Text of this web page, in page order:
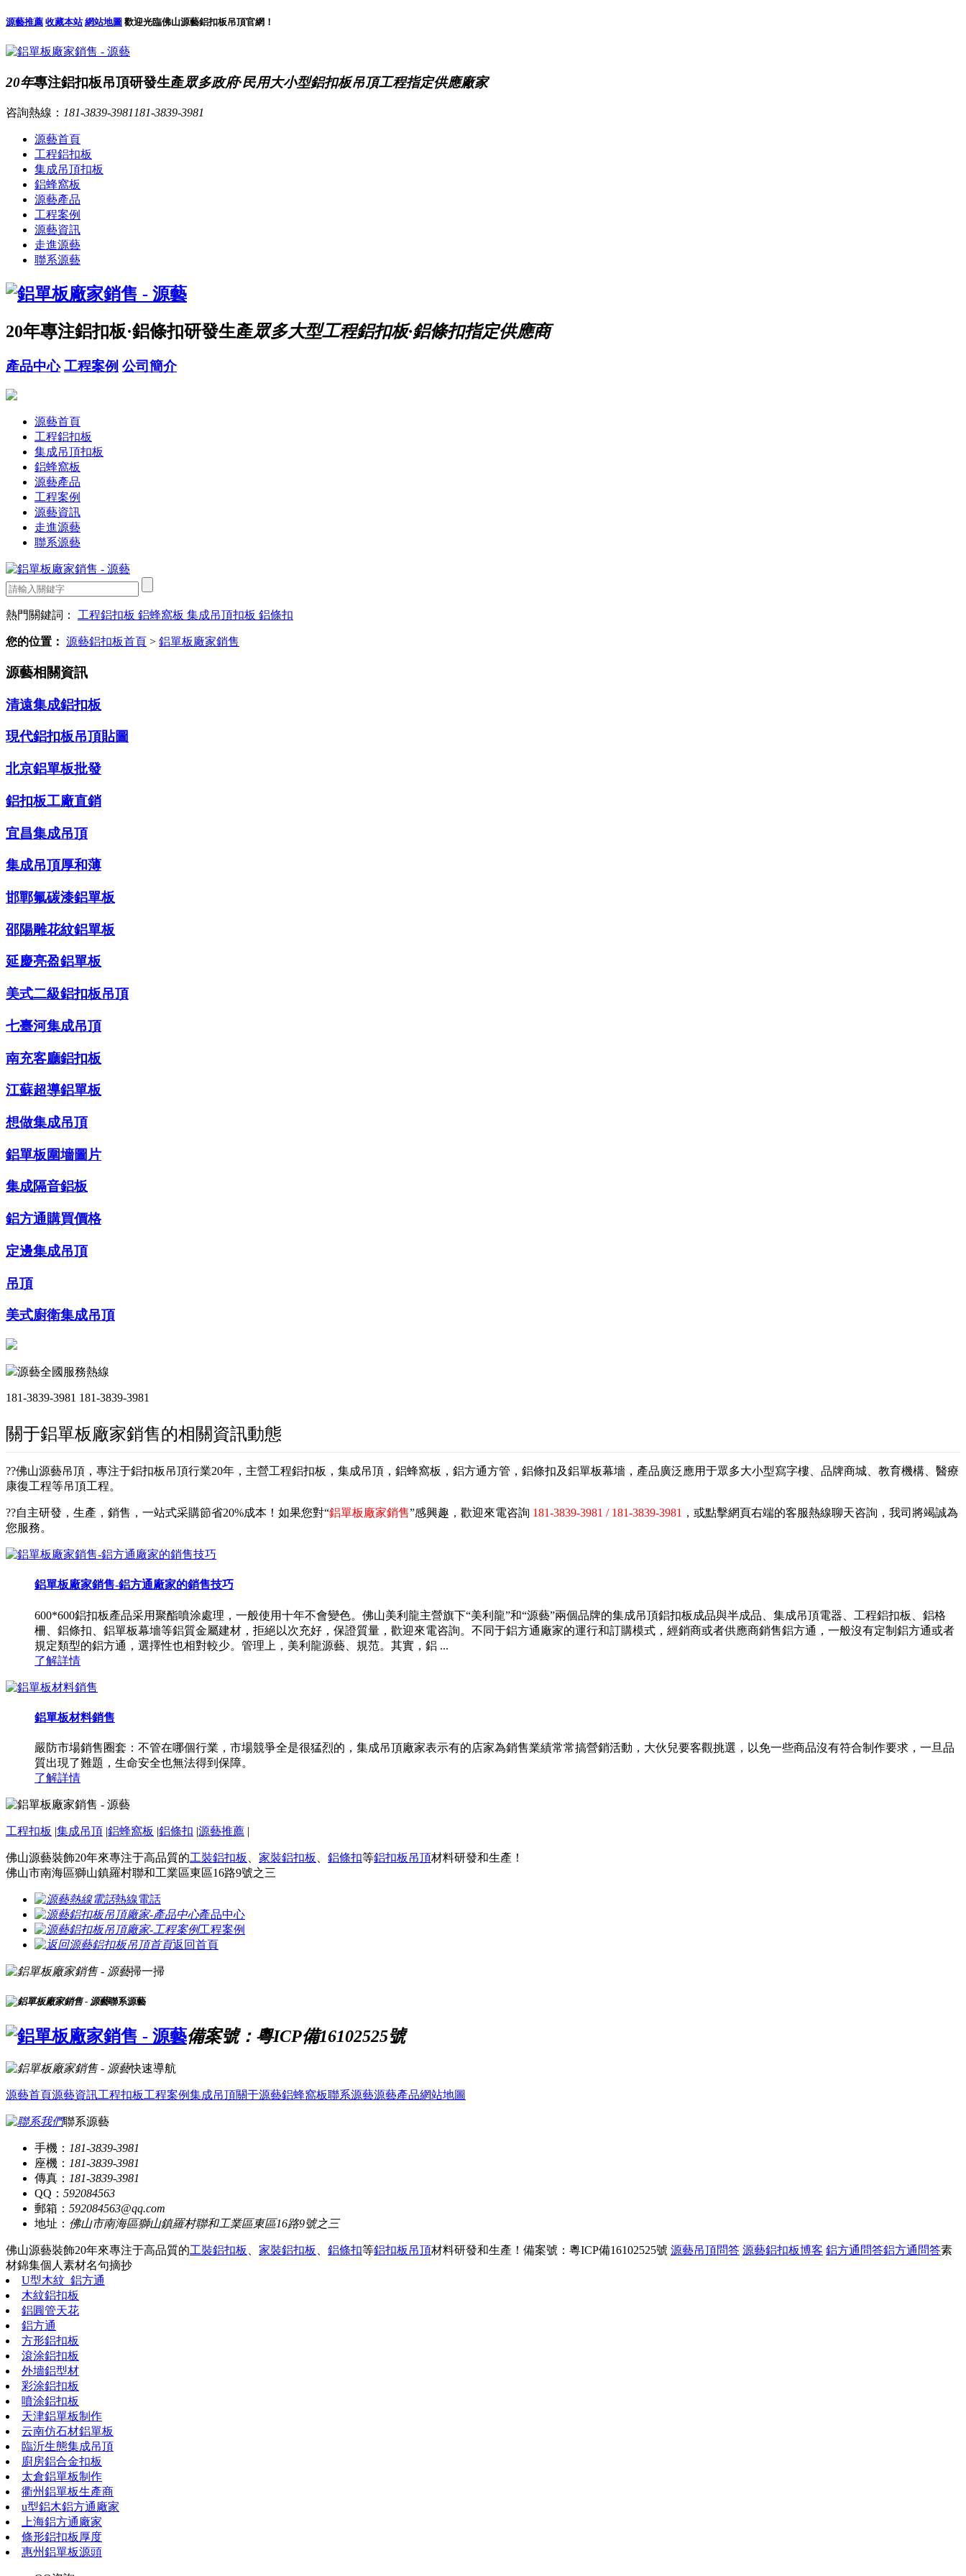
源藝推薦 收藏本站 網站地圖 歡迎光臨佛山源藝鋁扣板吊頂官網！
20年專注鋁扣板吊頂研發生產眾多政府·民用大小型鋁扣板吊頂工程指定供應廠家
咨詢熱線： 181-3839-3981 181-3839-3981
源藝首頁
工程鋁扣板
集成吊頂扣板
鋁蜂窩板
源藝產品
工程案例
源藝資訊
走進源藝
聯系源藝
20年專注鋁扣板·鋁條扣研發生產眾多大型工程鋁扣板·鋁條扣指定供應商
產品中心 工程案例 公司簡介
源藝首頁
工程鋁扣板
集成吊頂扣板
鋁蜂窩板
源藝產品
工程案例
源藝資訊
走進源藝
聯系源藝
熱門關鍵詞： 工程鋁扣板 鋁蜂窩板 集成吊頂扣板 鋁條扣
您的位置： 源藝鋁扣板首頁 > 鋁單板廠家銷售
源藝相關資訊
清遠集成鋁扣板
現代鋁扣板吊頂貼圖
北京鋁單板批發
鋁扣板工廠直銷
宜昌集成吊頂
集成吊頂厚和薄
邯鄲氟碳漆鋁單板
邵陽雕花紋鋁單板
延慶亮盈鋁單板
美式二級鋁扣板吊頂
七臺河集成吊頂
南充客廳鋁扣板
江蘇超導鋁單板
想做集成吊頂
鋁單板圍墻圖片
集成隔音鋁板
鋁方通購買價格
定邊集成吊頂
吊頂
美式廚衛集成吊頂
源藝全國服務熱線
181-3839-3981 181-3839-3981
關于鋁單板廠家銷售的相關資訊動態
??佛山源藝吊頂，專注于鋁扣板吊頂行業20年，主營工程鋁扣板，集成吊頂，鋁蜂窩板，鋁方通方管，鋁條扣及鋁單板幕墻，產品廣泛應用于眾多大小型寫字樓、品牌商城、教育機構、醫療
康復工程等吊頂工程。
??自主研發，生產，銷售，一站式采購節省20%成本！如果您對“鋁單板廠家銷售”感興趣，歡迎來電咨詢 181-3839-3981 / 181-3839-3981 ，或點擊網頁右端的客服熱線聊天咨詢，我司將竭誠為
您服務。
鋁單板廠家銷售-鋁方通廠家的銷售技巧
600*600鋁扣板產品采用聚酯噴涂處理，一般使用十年不會變色。佛山美利龍主營旗下“美利龍”和“源藝”兩個品牌的集成吊頂鋁扣板成品與半成品、集成吊頂電器、工程鋁扣板、鋁格
柵、鋁條扣、鋁單板幕墻等鋁質金屬建材，拒絕以次充好，保證質量，歡迎來電咨詢。不同于鋁方通廠家的運行和訂購模式，經銷商或者供應商銷售鋁方通，一般沒有定制鋁方通或者
規定類型的鋁方通，選擇性也相對較少。管理上，美利龍源藝、規范。其實，鋁 ...
了解詳情
鋁單板材料銷售
嚴防市場銷售圈套：不管在哪個行業，市場競爭全是很猛烈的，集成吊頂廠家表示有的店家為銷售業績常常搞營銷活動，大伙兒要客觀挑選，以免一些商品沒有符合制作要求，一旦品
質出現了難題，生命安全也無法得到保障。
了解詳情
工程扣板 |集成吊頂 |鋁蜂窩板 |鋁條扣 |源藝推薦 |
佛山源藝裝飾20年來專注于高品質的工裝鋁扣板 家裝鋁扣板 鋁條扣等鋁扣板吊頂材料研發和生產！
佛山市南海區獅山鎮羅村聯和工業區東區16路9號之三
熱線電話
產品中心
工程案例
返回首頁
掃一掃
聯系源藝
備案號：粵ICP備16102525號
快速導航
源藝首頁源藝資訊工程扣板工程案例集成吊頂關于源藝鋁蜂窩板聯系源藝源藝產品網站地圖
聯系源藝
手機： 181-3839-3981
座機： 181-3839-3981
傳真： 181-3839-3981
QQ： 592084563
郵箱： 592084563@qq.com
地址： 佛山市南海區獅山鎮羅村聯和工業區東區16路9號之三
佛山源藝裝飾20年來專注于高品質的工裝鋁扣板 、 家裝鋁扣板 、 鋁條扣等鋁扣板吊頂材料研發和生產！ 備案號：粵ICP備16102525號 源藝吊頂問答 源藝鋁扣板博客 鋁方通問答鋁方通問答素
材錦集個人素材名句摘抄
U型木紋_鋁方通
木紋鋁扣板
鋁圓管天花
鋁方通
方形鋁扣板
滾涂鋁扣板
外墻鋁型材
彩涂鋁扣板
噴涂鋁扣板
天津鋁單板制作
云南仿石材鋁單板
臨沂生態集成吊頂
廚房鋁合金扣板
太倉鋁單板制作
衢州鋁單板生產商
u型鋁木鋁方通廠家
上海鋁方通廠家
條形鋁扣板厚度
惠州鋁單板源頭